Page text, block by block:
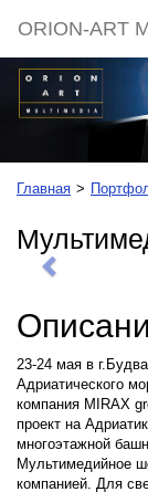
ORION-ART
Главная
23-24 мая в
Адриатического
компания MIRAX
проект на
многоэтажной
Мультимедийное
компанией. Для